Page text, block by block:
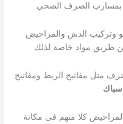
بمسارب الصرف الصحي
وتركيب الدش والمراحيض
طريق مواد خاصة لذلك
مثل مفاتيح الربط ومفاتيح
كلا منهم فى مكانة